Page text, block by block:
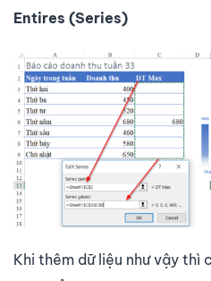
Entires (Series)
Khi thêm dữ liệu như vậy